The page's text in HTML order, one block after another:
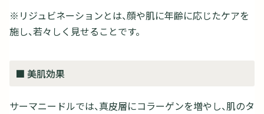
※リジュビネーションとは、顔や肌に年齢に応じたケアを
施し、若々しく見せることです。
■ 美肌効果
サーマニードルでは、真皮層にコラーゲンを増やし、肌のタ